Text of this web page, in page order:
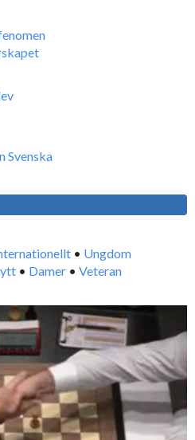
Svenska
• Ungdom
• Damer • Veteran